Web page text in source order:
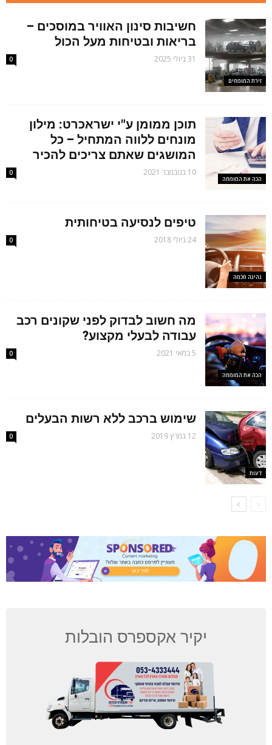
זירת המומחים
חשיבות סינון האוויר במוסכים –
בריאות ובטיחות מעל הכול
31 ביולי 2025 0
הכה את המומחה
תוכן ממומן ע"י ישראכרט: מילון
מונחים ללווה המתחיל – כל
המושגים שאתם צריכים להכיר
10 בנובמבר 2021 0
נהיגה חכמה
טיפים לנסיעה בטיחותית
24 ביולי 2018 0
הכה את המומחה
מה חשוב לבדוק לפני שקונים רכב
עבודה לבעלי מקצוע?
5 במאי 2021 0
דעות
שימוש ברכב ללא רשות הבעלים
12 במרץ 2019 0
יקיר אקספרס הובלות